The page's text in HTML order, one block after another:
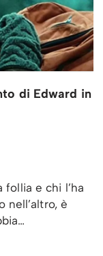
di Edward in
follia e chi l’ha
nell’altro, è